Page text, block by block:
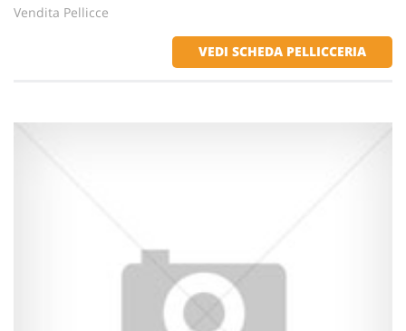
Vendita Pellicce
VEDI SCHEDA PELLICCERIA